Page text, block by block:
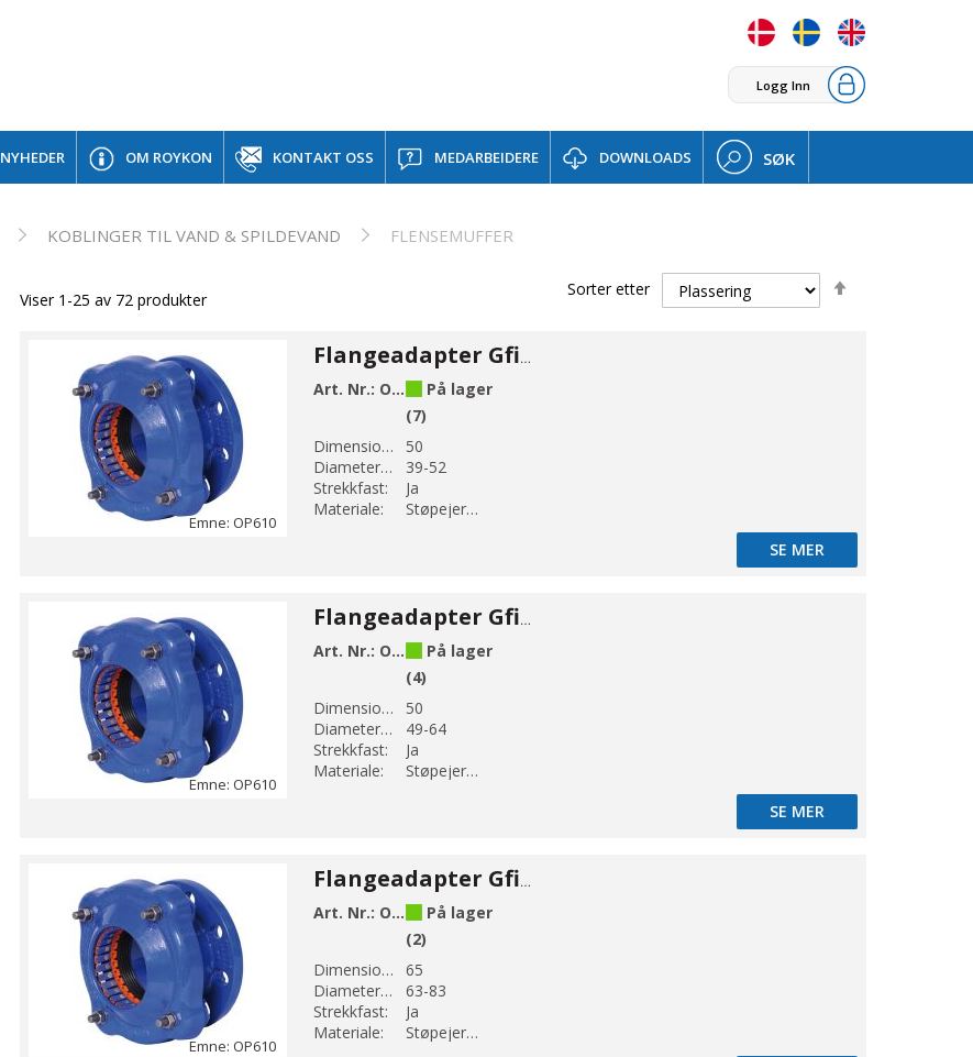
Logg Inn
NYHEDER OM ROYKON KONTAKT OSS MEDARBEIDERE DOWNLOADS SØK
KOBLINGER TIL VAND & SPILDEVAND FLENSEMUFFER
Viser 1-25 av 72 produkter
Sorter etter
Emne: OP610
Flangeadapter Gfix DN50-39/52
Art. Nr.: OP610-52
På lager
(7)
Dimension DN 1:
50
Diameter 1 (mm):
39-52
Strekkfast:
Ja
Materiale:
Støpejern EN-GJS-500-7
SE MER
Emne: OP610
Flangeadapter Gfix DN50-49/64
Art. Nr.: OP610-64
På lager
(4)
Dimension DN 1:
50
Diameter 1 (mm):
49-64
Strekkfast:
Ja
Materiale:
Støpejern EN-GJS-500-7
SE MER
Emne: OP610
Flangeadapter Gfix DN65-63/83
Art. Nr.: OP610-83
På lager
(2)
Dimension DN 1:
65
Diameter 1 (mm):
63-83
Strekkfast:
Ja
Materiale:
Støpejern EN-GJS-500-7